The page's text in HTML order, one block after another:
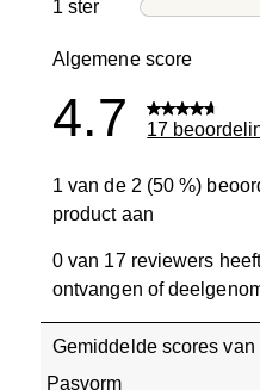
1 ster sterren
Algemene score
4.7 17
1 van de 2 (50 %)
product aan
0 van 17 reviewers
ontvangen of
Gemiddelde scores van
Pasvorm